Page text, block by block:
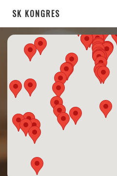
SK KONGRES